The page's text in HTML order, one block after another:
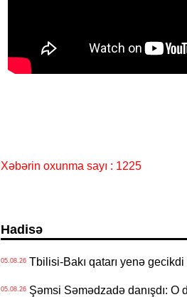
Xəbərin oxunma sayı : 1225
Hadisə
05.08.26Tbilisi-Bakı qatarı yenə gecikdi
05.08.26Şəmsi Səmədzadə danışdı: O